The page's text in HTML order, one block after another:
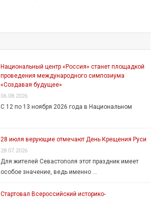
Национальный центр «Россия» станет площадкой
проведения международного симпозиума
«Создавая будущее»
06.08.2026
С 12 по 13 ноября 2026 года в Национальном
28 июля верующие отмечают День Крещения Руси
28.07.2026
Для жителей Севастополя этот праздник имеет
особое значение, ведь именно …
Стартовал Всероссийский историко-